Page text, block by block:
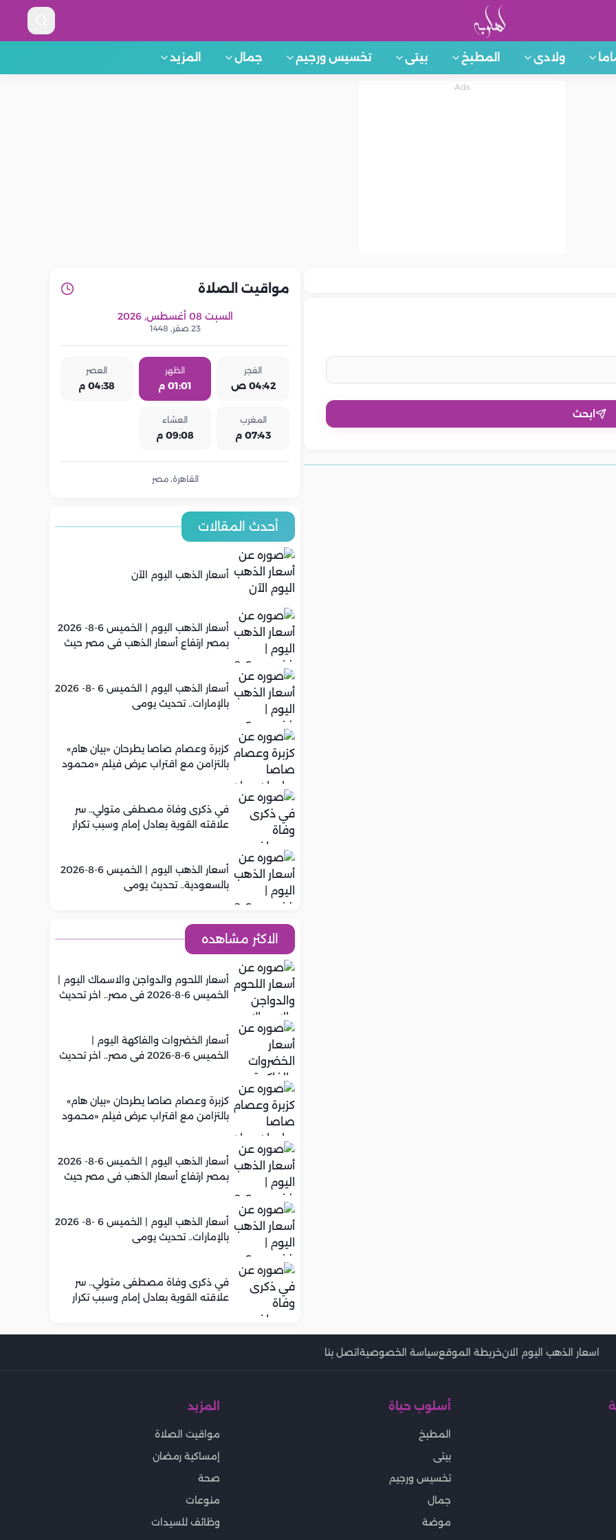
ولادى المطبخ بيتى تخسيس ورجيم جمال المزيد
ابحث
مواقيت الصلاة
السبت 08 أغسطس, 2026
23 صفر, 1448
الفجر
04:42 ص
الظهر
01:01 م
العصر
04:38 م
المغرب
07:43 م
العشاء
09:08 م
القاهرة، مصر
أحدث المقالات
أسعار الذهب اليوم الآن
أسعار الذهب اليوم | الخميس 6-8- 2026
بمصر ارتفاع أسعار الذهب في مصر حيث
أسعار الذهب اليوم | الخميس 6 -8- 2026
بالإمارات.. تحديث يومي
كزبرة وعصام صاصا يطرحان «بيان هام»
بالتزامن مع اقتراب عرض فيلم «محمود
في ذكرى وفاة مصطفى متولي.. سر
علاقته القوية بعادل إمام وسبب تكرار
أسعار الذهب اليوم | الخميس 6-8-2026
بالسعودية.. تحديث يومي
الاكثر مشاهده
أسعار اللحوم والدواجن والاسماك اليوم |
الخميس 6-8-2026 في مصر.. اخر تحديث
أسعار الخضروات والفاكهة اليوم |
الخميس 6-8-2026 في مصر.. اخر تحديث
كزبرة وعصام صاصا يطرحان «بيان هام»
بالتزامن مع اقتراب عرض فيلم «محمود
أسعار الذهب اليوم | الخميس 6-8- 2026
بمصر ارتفاع أسعار الذهب في مصر حيث
أسعار الذهب اليوم | الخميس 6 -8- 2026
بالإمارات.. تحديث يومي
في ذكرى وفاة مصطفى متولي.. سر
علاقته القوية بعادل إمام وسبب تكرار
اسعار الذهب اليوم الانخريطة الموقعسياسة الخصوصيةاتصل بنا
أسلوب حياة
المطبخ
بيتى
تخسيس ورجيم
جمال
موضة
المزيد
مواقيت الصلاة
إمساكية رمضان
صحة
منوعات
وظائف للسيدات